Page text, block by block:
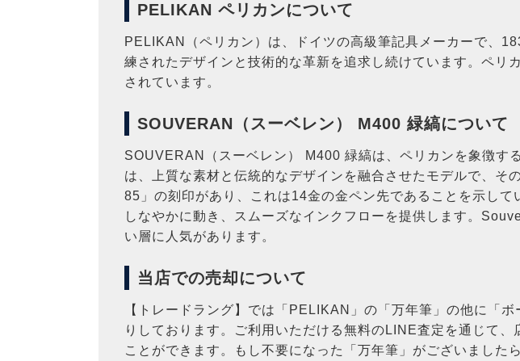
PELIKAN ペリカンについて
PELIKAN（ペリカン）は、ドイツの高級筆記具メーカーで、
練されたデザインと技術的な革新を追求し続けています。ペリ
されています。
SOUVERAN（スーベレン） M400 緑縞について
SOUVERAN（スーベレン） M400 緑縞は、ペリカンを象徴す
は、上質な素材と伝統的なデザインを融合させたモデルで、
85」の刻印があり、これは14金の金ペン先であることを示し
しなやかに動き、スムーズなインクフローを提供します。
い層に人気があります。
当店での売却について
【トレードラング】では「PELIKAN」の「万年筆」の他に「
りしております。ご利用いただける無料のLINE査定を通じて
ことができます。もし不要になった「万年筆」がございまし